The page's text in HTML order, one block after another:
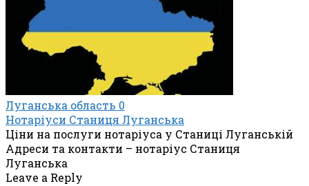
Луганська область 0
Нотаріуси Станиця Луганська
Ціни на послуги нотаріуса у Станиці Луганській
Адреси та контакти – нотаріус Станиця
Луганська
Leave a Reply